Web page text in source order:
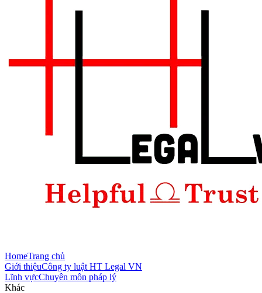
HomeTrang chủ
Giới thiệuCông ty luật HT Legal VN
Lĩnh vựcChuyên môn pháp lý
Khác